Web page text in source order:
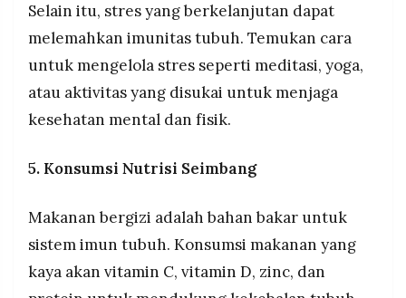
Selain itu, stres yang berkelanjutan dapat
melemahkan imunitas tubuh. Temukan cara
untuk mengelola stres seperti meditasi, yoga,
atau aktivitas yang disukai untuk menjaga
kesehatan mental dan fisik.
5. Konsumsi Nutrisi Seimbang
Makanan bergizi adalah bahan bakar untuk
sistem imun tubuh. Konsumsi makanan yang
kaya akan vitamin C, vitamin D, zinc, dan